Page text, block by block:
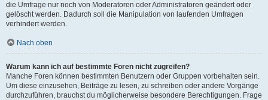
die Umfrage nur noch von Moderatoren oder Administratoren geändert oder
gelöscht werden. Dadurch soll die Manipulation von laufenden Umfragen
verhindert werden.
Nach oben
Warum kann ich auf bestimmte Foren nicht zugreifen?
Manche Foren können bestimmten Benutzern oder Gruppen vorbehalten sein.
Um diese einzusehen, Beiträge zu lesen, zu schreiben oder andere Vorgänge
durchzuführen, brauchst du möglicherweise besondere Berechtigungen. Frage